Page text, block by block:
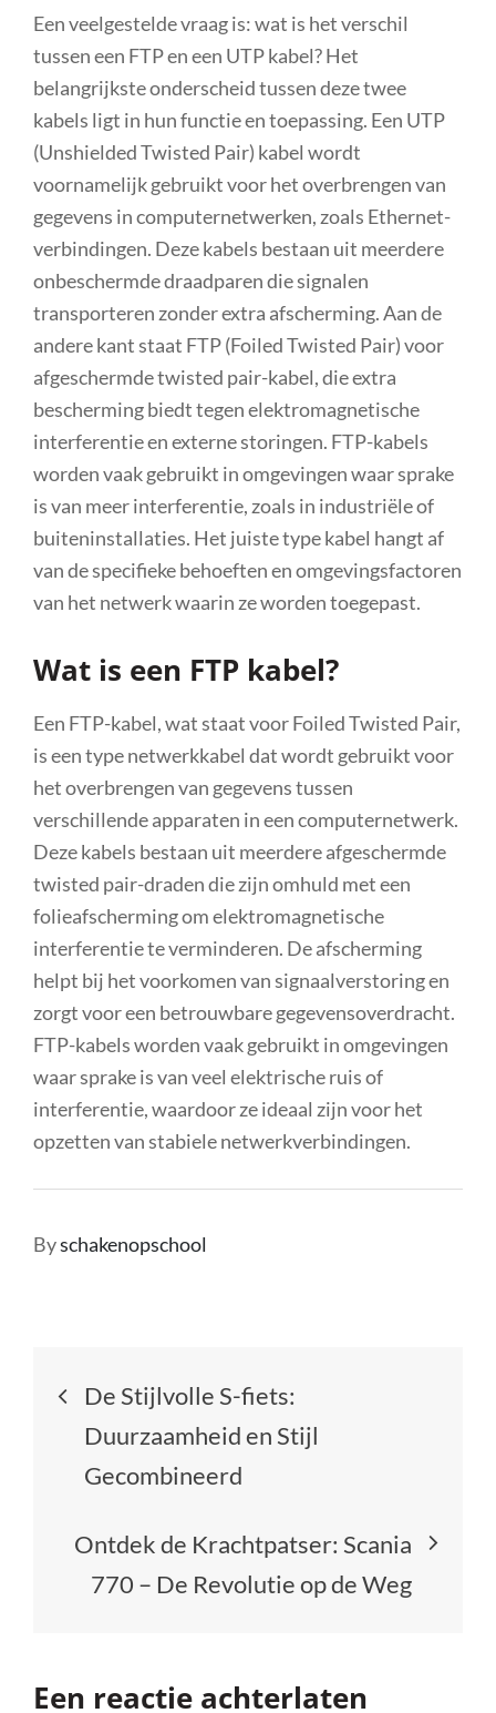
Een veelgestelde vraag is: wat is het verschil
tussen een FTP en een UTP kabel? Het
belangrijkste onderscheid tussen deze twee
kabels ligt in hun functie en toepassing. Een UTP
(Unshielded Twisted Pair) kabel wordt
voornamelijk gebruikt voor het overbrengen van
gegevens in computernetwerken, zoals Ethernet-
verbindingen. Deze kabels bestaan uit meerdere
onbeschermde draadparen die signalen
transporteren zonder extra afscherming. Aan de
andere kant staat FTP (Foiled Twisted Pair) voor
afgeschermde twisted pair-kabel, die extra
bescherming biedt tegen elektromagnetische
interferentie en externe storingen. FTP-kabels
worden vaak gebruikt in omgevingen waar sprake
is van meer interferentie, zoals in industriële of
buiteninstallaties. Het juiste type kabel hangt af
van de specifieke behoeften en omgevingsfactoren
van het netwerk waarin ze worden toegepast.
Wat is een FTP kabel?
Een FTP-kabel, wat staat voor Foiled Twisted Pair,
is een type netwerkkabel dat wordt gebruikt voor
het overbrengen van gegevens tussen
verschillende apparaten in een computernetwerk.
Deze kabels bestaan uit meerdere afgeschermde
twisted pair-draden die zijn omhuld met een
folieafscherming om elektromagnetische
interferentie te verminderen. De afscherming
helpt bij het voorkomen van signaalverstoring en
zorgt voor een betrouwbare gegevensoverdracht.
FTP-kabels worden vaak gebruikt in omgevingen
waar sprake is van veel elektrische ruis of
interferentie, waardoor ze ideaal zijn voor het
opzetten van stabiele netwerkverbindingen.
Byschakenopschool
Berichtnavigatie
De Stijlvolle S-fiets:
Duurzaamheid en Stijl
Gecombineerd
Ontdek de Krachtpatser: Scania
770 – De Revolutie op de Weg
Een reactie achterlaten